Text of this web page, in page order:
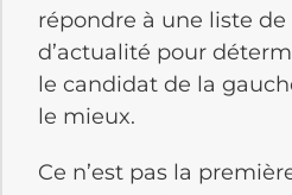
répondre à une liste
d’actualité pour
le candidat de la
le mieux.
Ce n’est pas la